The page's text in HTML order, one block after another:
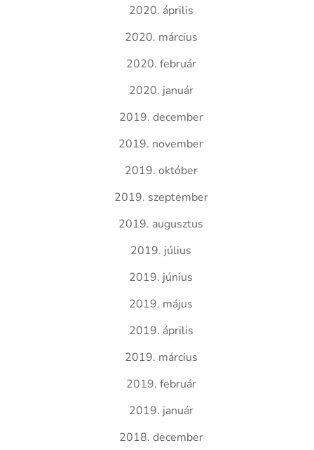
2020. április
2020. március
2020. február
2020. január
2019. december
2019. november
2019. október
2019. szeptember
2019. augusztus
2019. július
2019. június
2019. május
2019. április
2019. március
2019. február
2019. január
2018. december